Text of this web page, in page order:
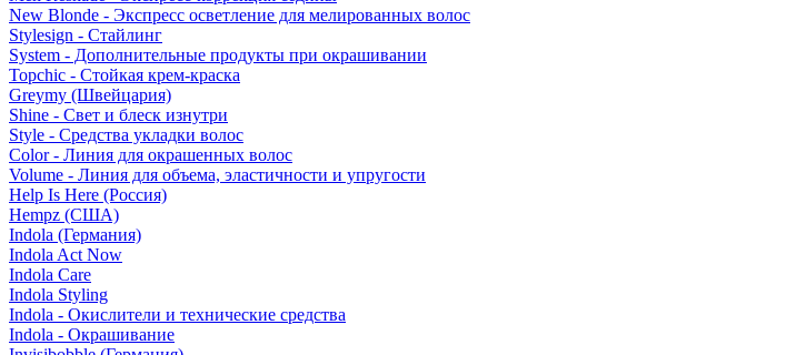
New Blonde - Экспресс осветление для мелированных волос
Stylesign - Стайлинг
System - Дополнительные продукты при окрашивании
Topchic - Стойкая крем-краска
Greymy (Швейцария)
Shine - Свет и блеск изнутри
Style - Средства укладки волос
Color - Линия для окрашенных волос
Volume - Линия для объема, эластичности и упругости
Help Is Here (Россия)
Hempz (США)
Indola (Германия)
Indola Act Now
Indola Care
Indola Styling
Indola - Окислители и технические средства
Indola - Окрашивание